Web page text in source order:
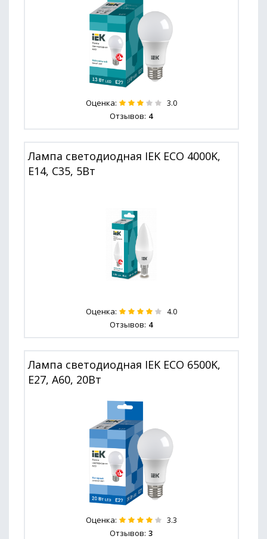
Оценка: 3.0
Отзывов: 4
Лампа светодиодная IEK ECO 4000K,
E14, C35, 5Вт
Оценка: 4.0
Отзывов: 4
Лампа светодиодная IEK ECO 6500K,
E27, A60, 20Вт
Оценка: 3.3
Отзывов: 3